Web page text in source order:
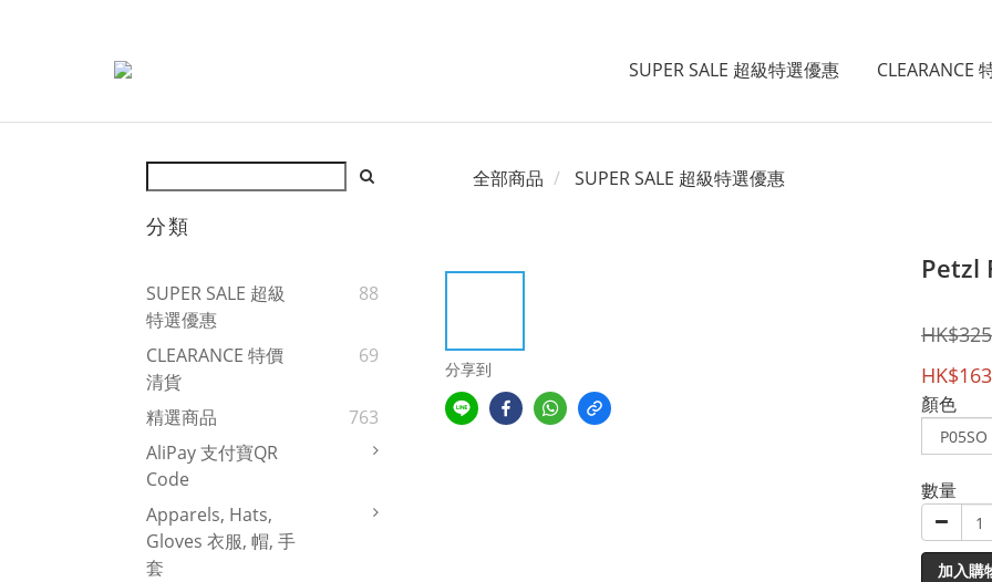
SUPER SALE 超級特選優惠 CLEARANCE
分類
SUPER SALE 超級
特選優惠
88
CLEARANCE 特價
清貨
69
精選商品
763
AliPay 支付寶QR
Code
Apparels, Hats,
Gloves 衣服, 帽, 手
套
全部商品 SUPER SALE 超級特選優惠
分享到
Petzl
顏色
數量
加入購